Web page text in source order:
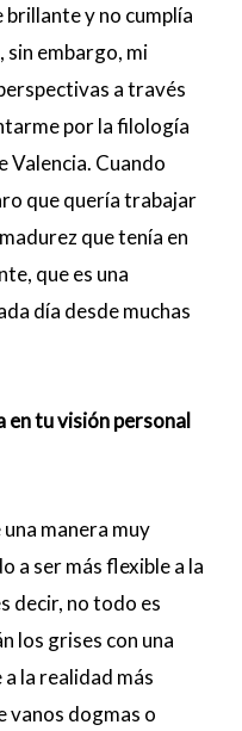
y no cumplía
sin embargo, mi
a través
por la filología
Valencia. Cuando
que quería trabajar
que tenía en
que es una
día desde muchas
en tu visión personal
manera muy
a ser más flexible a la
decir, no todo es
los grises con una
la realidad más
vanos dogmas o